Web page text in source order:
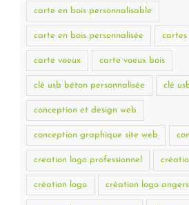
carte en bois personnalisable
carte en bois personnalisée cartes
carte voeux carte voeux bois
clé usb béton personnalisée clé
conception et design web
conception graphique site web
creation logo professionnel
création logo création logo angers